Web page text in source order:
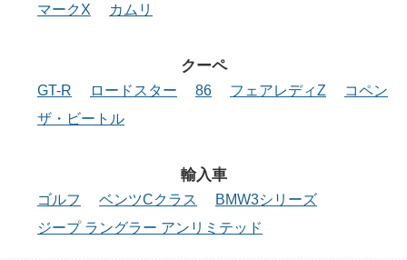
マークX
カムリ
クーペ
GT-R ロードスター 86 フェアレディZ
コペン
ザ・ビートル
輸入車
ゴルフ ベンツCクラス
BMW3シリーズ
ジープ ラングラー アンリミテッド